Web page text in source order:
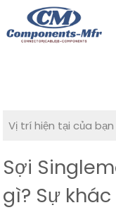
Vị trí hiện tại của bạn
Sợi
gì? Sự